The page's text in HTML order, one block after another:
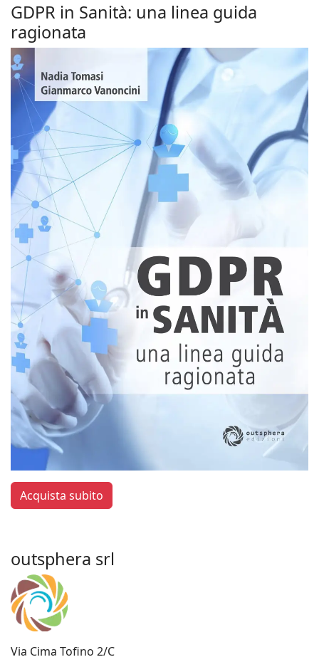
GDPR in Sanità: una linea guida
ragionata
Acquista subito
outsphera srl
Via Cima Tofino 2/C